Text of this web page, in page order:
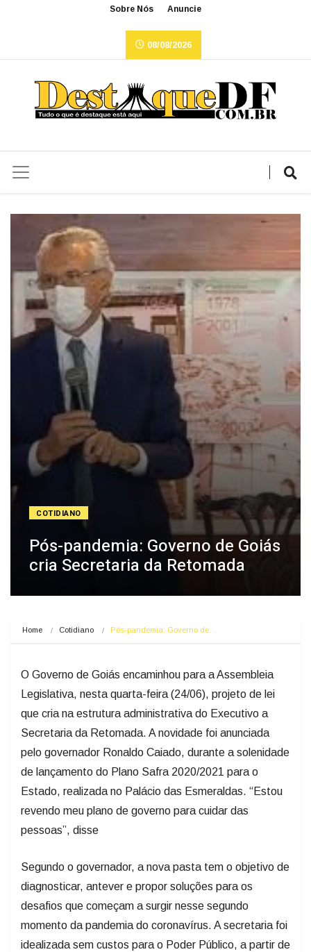
Sobre Nós Anuncie
08/08/2026
COTIDIANO
Pós-pandemia: Governo de Goiás
cria Secretaria da Retomada
Home Cotidiano Pós-pandemia: Governo de…
O Governo de Goiás encaminhou para a Assembleia
Legislativa, nesta quarta-feira (24/06), projeto de lei
que cria na estrutura administrativa do Executivo a
Secretaria da Retomada. A novidade foi anunciada
pelo governador Ronaldo Caiado, durante a solenidade
de lançamento do Plano Safra 2020/2021 para o
Estado, realizada no Palácio das Esmeraldas. “Estou
revendo meu plano de governo para cuidar das
pessoas”, disse
Segundo o governador, a nova pasta tem o objetivo de
diagnosticar, antever e propor soluções para os
desafios que começam a surgir nesse segundo
momento da pandemia do coronavírus. A secretaria foi
idealizada sem custos para o Poder Público, a partir de